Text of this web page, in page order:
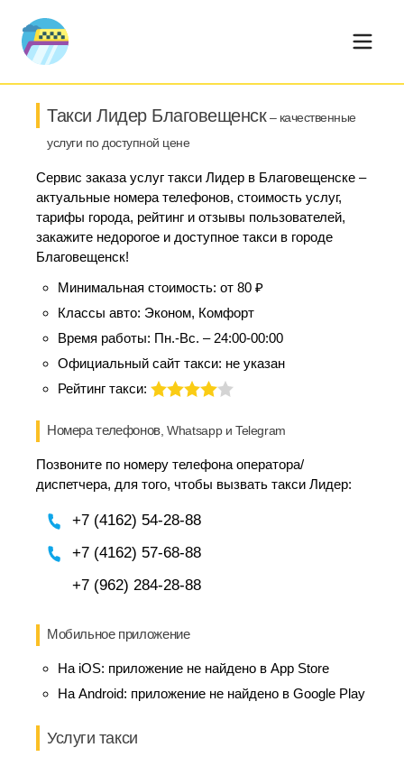
Такси Лидер Благовещенск– качественные
услуги по доступной цене
Сервис заказа услуг такси Лидер в Благовещенске –
актуальные номера телефонов, стоимость услуг,
тарифы города, рейтинг и отзывы пользователей,
закажите недорогое и доступное такси в городе
Благовещенск!
Минимальная стоимость: от 80 ₽
Классы авто: Эконом, Комфорт
Время работы: Пн.-Вс. – 24:00-00:00
Официальный сайт такси: не указан
Рейтинг такси:
Номера телефонов, Whatsapp и Telegram
Позвоните по номеру телефона оператора/
диспетчера, для того, чтобы вызвать такси Лидер:
+7 (4162) 54-28-88
+7 (4162) 57-68-88
+7 (962) 284-28-88
Мобильное приложение
На iOS: приложение не найдено в App Store
На Android: приложение не найдено в Google Play
Услуги такси